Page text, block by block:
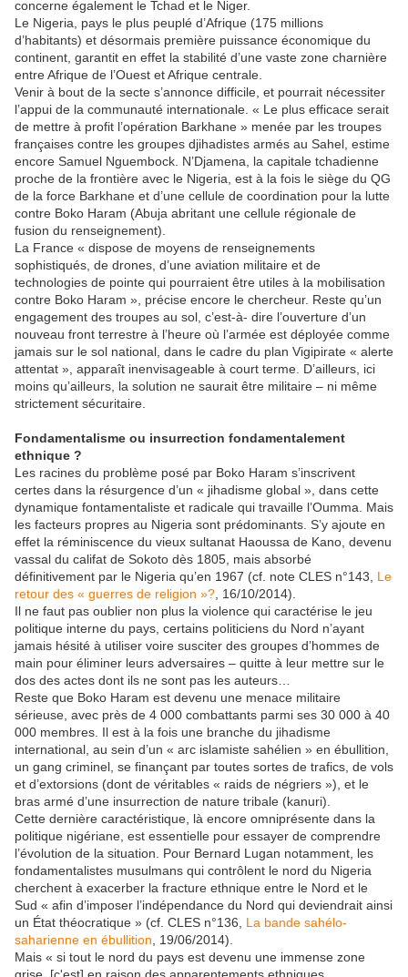
concerne également le Tchad et le Niger.
Le Nigeria, pays le plus peuplé d’Afrique (175 millions
d’habitants) et désormais première puissance économique du
continent, garantit en effet la stabilité d’une vaste zone charnière
entre Afrique de l’Ouest et Afrique centrale.
Venir à bout de la secte s’annonce difficile, et pourrait nécessiter
l’appui de la communauté internationale. « Le plus efficace serait
de mettre à profit l’opération Barkhane » menée par les troupes
françaises contre les groupes djihadistes armés au Sahel, estime
encore Samuel Nguembock. N’Djamena, la capitale tchadienne
proche de la frontière avec le Nigeria, est à la fois le siège du QG
de la force Barkhane et d’une cellule de coordination pour la lutte
contre Boko Haram (Abuja abritant une cellule régionale de
fusion du renseignement).
La France « dispose de moyens de renseignements
sophistiqués, de drones, d’une aviation militaire et de
technologies de pointe qui pourraient être utiles à la mobilisation
contre Boko Haram », précise encore le chercheur. Reste qu’un
engagement des troupes au sol, c’est-à- dire l’ouverture d’un
nouveau front terrestre à l’heure où l’armée est déployée comme
jamais sur le sol national, dans le cadre du plan Vigipirate « alerte
attentat », apparaît inenvisageable à court terme. D’ailleurs, ici
moins qu’ailleurs, la solution ne saurait être militaire – ni même
strictement sécuritaire.
Fondamentalisme ou insurrection fondamentalement
ethnique ?
Les racines du problème posé par Boko Haram s’inscrivent
certes dans la résurgence d’un « jihadisme global », dans cette
dynamique fontamentaliste et radicale qui travaille l’Oumma. Mais
les facteurs propres au Nigeria sont prédominants. S’y ajoute en
effet la réminiscence du vieux sultanat Haoussa de Kano, devenu
vassal du califat de Sokoto dès 1805, mais absorbé
définitivement par le Nigeria qu’en 1967 (cf. note CLES n°143, Le
retour des « guerres de religion »? , 16/10/2014).
Il ne faut pas oublier non plus la violence qui caractérise le jeu
politique interne du pays, certains politiciens du Nord n’ayant
jamais hésité à utiliser voire susciter des groupes d’hommes de
main pour éliminer leurs adversaires – quitte à leur mettre sur le
dos des actes dont ils ne sont pas les auteurs…
Reste que Boko Haram est devenu une menace militaire
sérieuse, avec près de 4 000 combattants parmi ses 30 000 à 40
000 membres. Il est à la fois une branche du jihadisme
international, au sein d’un « arc islamiste sahélien » en ébullition,
un gang criminel, se finançant par toutes sortes de trafics, de vols
et d’extorsions (dont de véritables « raids de négriers »), et le
bras armé d’une insurrection de nature tribale (kanuri).
Cette dernière caractéristique, là encore omniprésente dans la
politique nigériane, est essentielle pour essayer de comprendre
l’évolution de la situation. Pour Bernard Lugan notamment, les
fondamentalistes musulmans qui contrôlent le nord du Nigeria
cherchent à exacerber la fracture ethnique entre le Nord et le
Sud « afin d’imposer l’indépendance du Nord qui deviendrait ainsi
un État théocratique » (cf. CLES n°136, La bande sahélo-
saharienne en ébullition , 19/06/2014).
Mais « si tout le nord du pays est devenu une immense zone